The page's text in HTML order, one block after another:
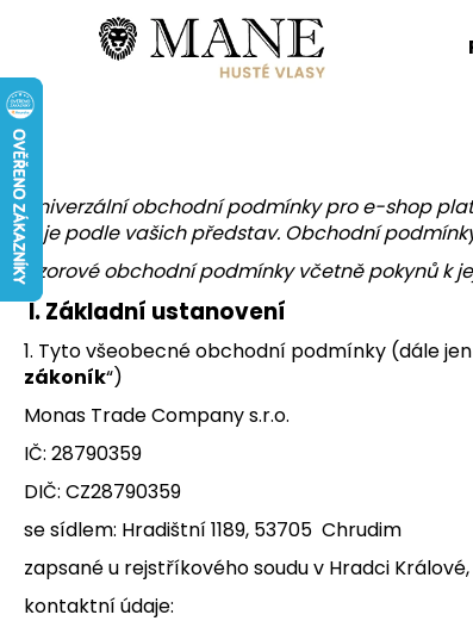
Univerzální obchodní podmínky pro e-shop
si je podle vašich představ. Obchodní
Vzorové obchodní podmínky včetně pokynů k
I.Základní ustanovení
1. Tyto všeobecné obchodní podmínky (dále jen
zákoník“)
Monas Trade Company s.r.o.
IČ: 28790359
DIČ: CZ28790359
se sídlem: Hradištní 1189, 53705 Chrudim
zapsané u rejstříkového soudu v Hradci Králové,
kontaktní údaje:
š
í
k
Zpět
Zpět
MANE VLASOVÝ ZESILOVAČ 200ML
SPREJ PRO OKAMŽITÉ ZAHUŠTĚNÍ
798 Kč